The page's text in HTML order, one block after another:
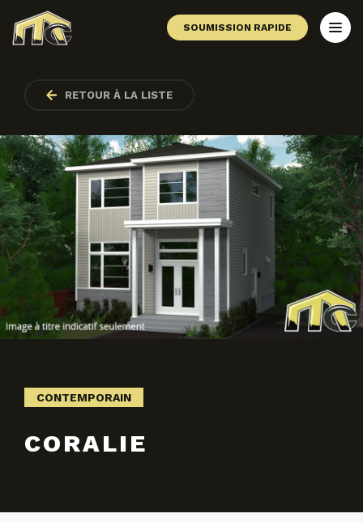
SOUMISSION RAPIDE
RETOUR À LA LISTE
CONTEMPORAIN
CORALIE